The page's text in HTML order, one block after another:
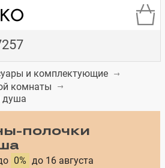
для
в ванную
комнату
ванную комнату
и комплектующие
комнаты
душа
полочки
0% до 16 августа